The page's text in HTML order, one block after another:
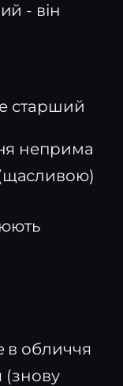
- він
старший
неприма
в обличчя
(знову